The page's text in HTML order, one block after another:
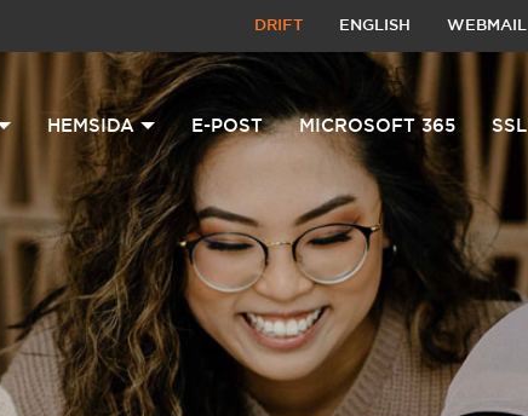
DRIFT ENGLISH WEBMAIL
HEMSIDA E-POST MICROSOFT 365 SSL